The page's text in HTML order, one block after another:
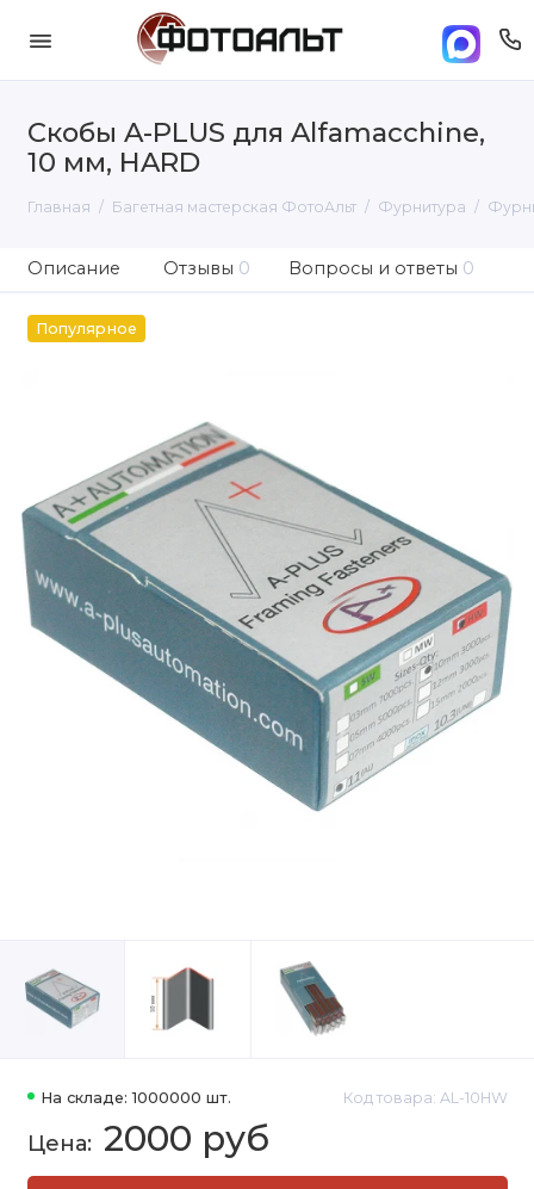
Скобы A-PLUS для Alfamacchine,
10 мм, HARD
Главная Багетная мастерская ФотоАльт Фурнитура
Описание Отзывы 0 Вопросы и ответы 0
Популярное
На складе: 1000000 шт. Код товара: AL-10HW
2000 руб